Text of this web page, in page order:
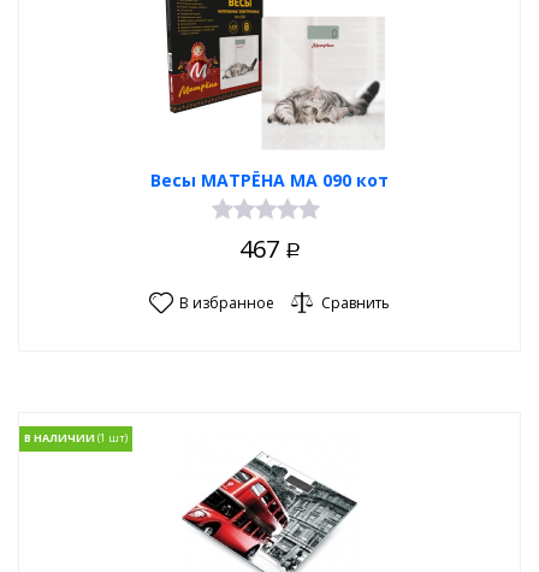
Весы МАТРЁНА МА 090 кот
467 Р
В избранное Сравнить
В НАЛИЧИИ